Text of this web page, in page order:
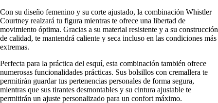
Con su diseño femenino y su corte ajustado, la combinación Whistler
Courtney realzará tu figura mientras te ofrece una libertad de
movimiento óptima. Gracias a su material resistente y a su construcción
de calidad, te mantendrá caliente y seca incluso en las condiciones más
extremas.
Perfecta para la práctica del esquí, esta combinación también ofrece
numerosas funcionalidades prácticas. Sus bolsillos con cremallera te
permitirán guardar tus pertenencias personales de forma segura,
mientras que sus tirantes desmontables y su cintura ajustable te
permitirán un ajuste personalizado para un confort máximo.